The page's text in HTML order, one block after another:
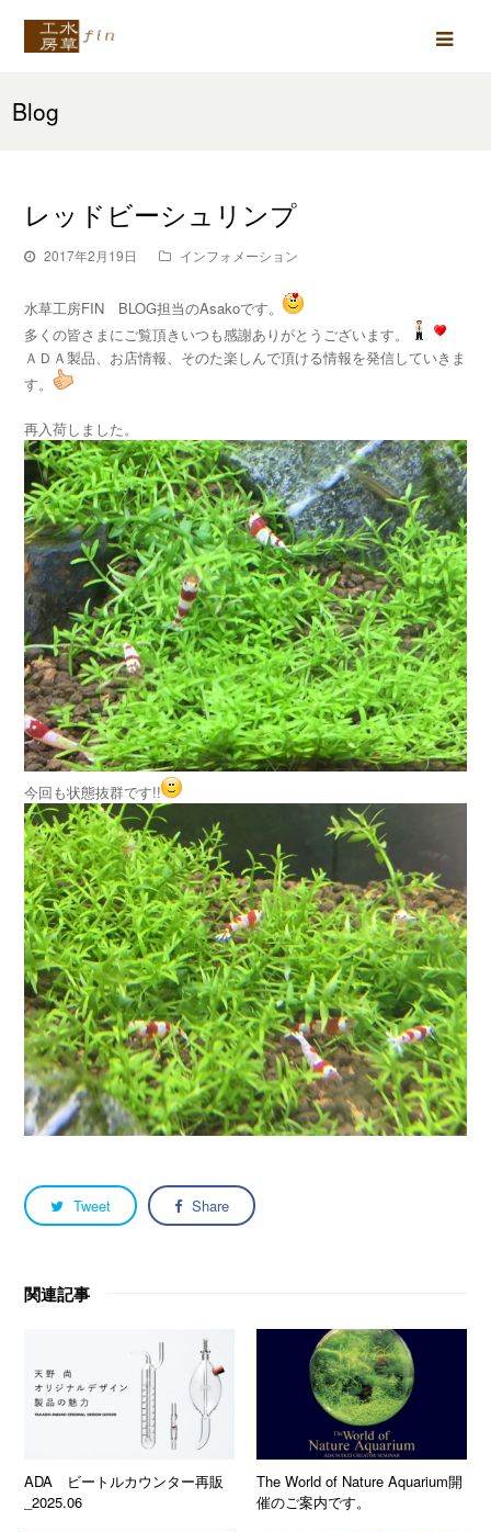
Blog
レッドビーシュリンプ
2017年2月19日 インフォメーション
水草工房FIN BLOG担当のAsakoです。
多くの皆さまにご覧頂きいつも感謝ありがとうございます。
ＡＤＡ製品、お店情報、そのた楽しんで頂ける情報を発信していきま
す。
再入荷しました。
今回も状態抜群です!!
Tweet Share
関連記事
ADA ビートルカウンター再販
_2025.06
The World of Nature Aquarium開
催のご案内です。